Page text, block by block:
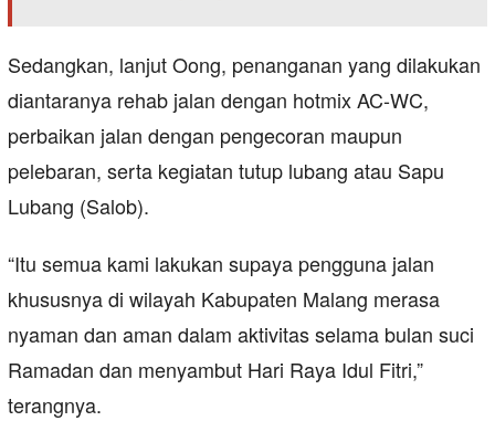
Sedangkan, lanjut Oong, penanganan yang dilakukan
diantaranya rehab jalan dengan hotmix AC-WC,
perbaikan jalan dengan pengecoran maupun
pelebaran, serta kegiatan tutup lubang atau Sapu
Lubang (Salob).
“Itu semua kami lakukan supaya pengguna jalan
khususnya di wilayah Kabupaten Malang merasa
nyaman dan aman dalam aktivitas selama bulan suci
Ramadan dan menyambut Hari Raya Idul Fitri,”
terangnya.